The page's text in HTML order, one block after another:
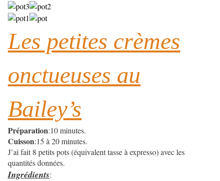
Les petites crèmes
onctueuses au
Bailey’s
Préparation:10 minutes.
Cuisson:15 à 20 minutes.
J’ai fait 8 petits pots (équivalent tasse à expresso) avec les
quantités données.
Ingrédients: